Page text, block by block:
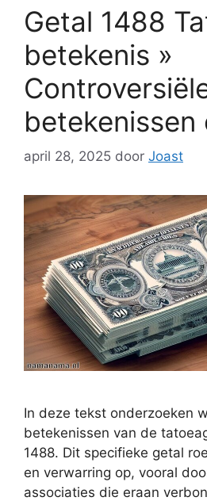
Getal 1488
betekenis »
betekenissen
april 28, 2025 door Joast
In deze tekst onderzoeken
betekenissen van de
1488. Dit specifieke getal
en verwarring op, vooral
associaties die eraan